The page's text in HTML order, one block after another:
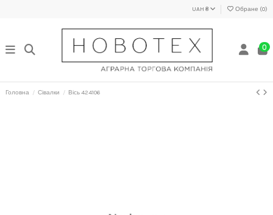
UAH ₴ Обране (0)
0
Головна Сівалки Вісь 424106